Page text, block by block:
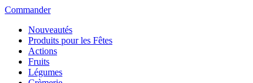
Commander
Nouveautés
Produits pour les Fêtes
Actions
Fruits
Légumes